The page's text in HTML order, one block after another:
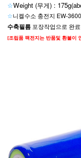
☆Weight (무게) :
☆니켈수소 충전지 EW-
수축필름 포장작업으로 완
[조립품 팩전지는 반품및 환불이